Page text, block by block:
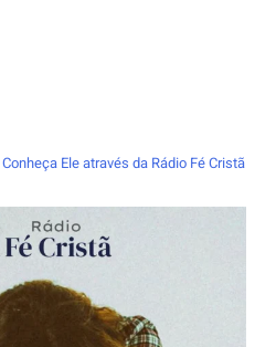
Conheça Ele através da Rádio Fé Cristã